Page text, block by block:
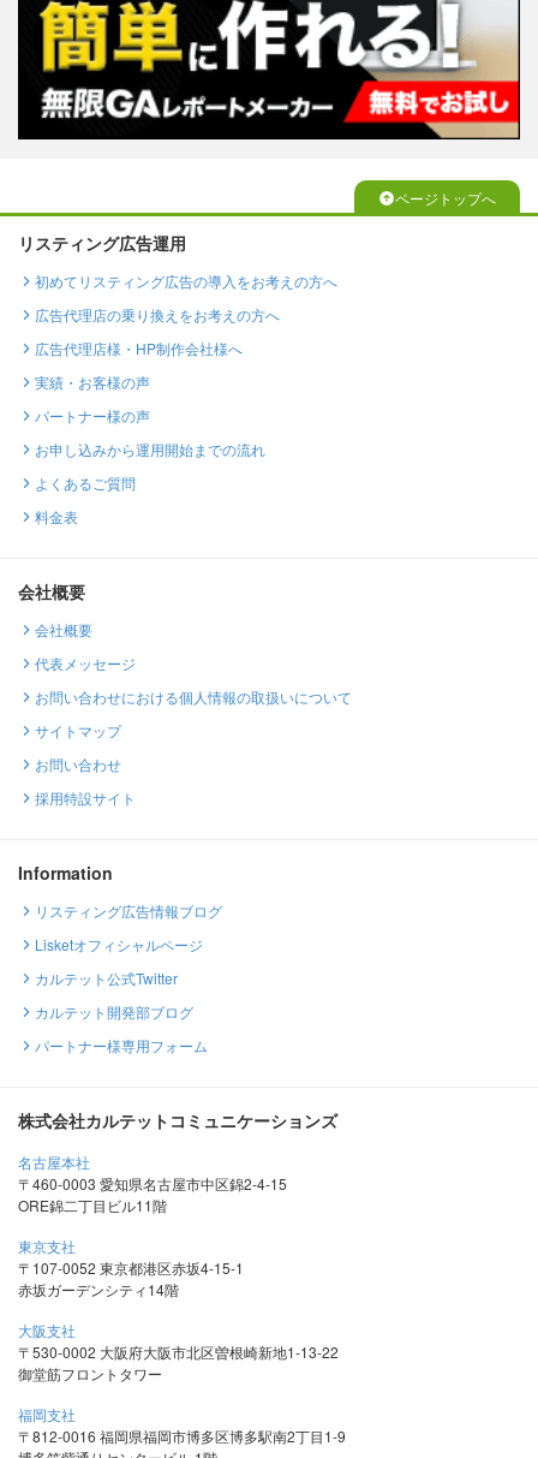
ページトップへ
リスティング広告運用
初めてリスティング広告の導入をお考えの方へ
広告代理店の乗り換えをお考えの方へ
広告代理店様・HP制作会社様へ
実績・お客様の声
パートナー様の声
お申し込みから運用開始までの流れ
よくあるご質問
料金表
会社概要
会社概要
代表メッセージ
お問い合わせにおける個人情報の取扱いについて
サイトマップ
お問い合わせ
採用特設サイト
Information
リスティング広告情報ブログ
Lisketオフィシャルページ
カルテット公式Twitter
カルテット開発部ブログ
パートナー様専用フォーム
株式会社カルテットコミュニケーションズ
名古屋本社
〒460-0003 愛知県名古屋市中区錦2-4-15
ORE錦二丁目ビル11階
東京支社
〒107-0052 東京都港区赤坂4-15-1
赤坂ガーデンシティ14階
大阪支社
〒530-0002 大阪府大阪市北区曽根崎新地1-13-22
御堂筋フロントタワー
福岡支社
〒812-0016 福岡県福岡市博多区博多駅南2丁目1-9